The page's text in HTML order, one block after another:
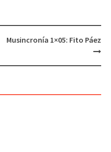
Musincronía 1×05: Fito Páez